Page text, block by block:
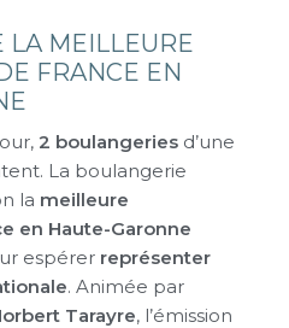
LA MEILLEURE
FRANCE EN
2 boulangeries d’une
La boulangerie
la meilleure
en Haute-Garonne
espérer représenter
. Animée par
Tarayre, l’émission